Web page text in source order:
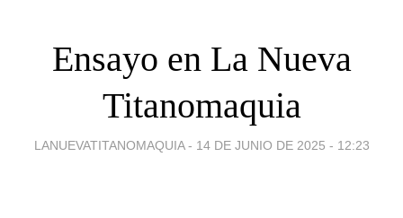
Ensayo en La Nueva
Titanomaquia
LANUEVATITANOMAQUIA - 14 DE JUNIO DE 2025 - 12:23